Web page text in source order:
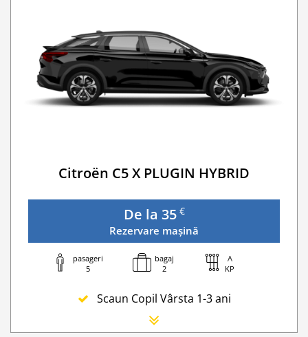
Serviciu premium de urgență pe drum
Traversarea frontierei Romania
Taxa spalatorie
Go Chisinau Airport Shuttle Bus Service And
Citroën C5 X PLUGIN HYBRID
De la 35 €
Rezervare mașină
pasageri
5
bagaj
2
A
KP
Scaun Copil Vârsta 1-3 ani
Scaun Nou-nascut